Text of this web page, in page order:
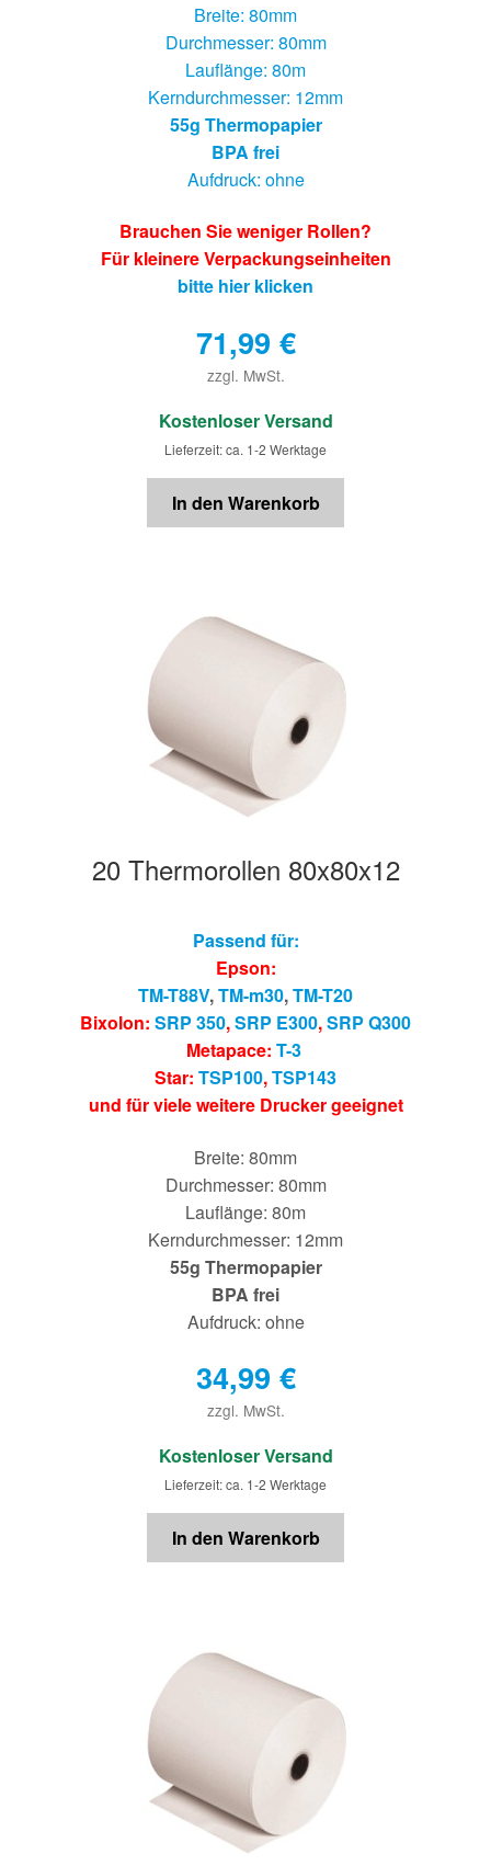
Breite: 80mm
Durchmesser: 80mm
Lauflänge: 80m
Kerndurchmesser: 12mm
55g Thermopapier
BPA frei
Aufdruck: ohne
Brauchen Sie weniger Rollen?
Für kleinere Verpackungseinheiten
bitte hier klicken
71,99 €
zzgl. MwSt.
€
Kostenloser Versand
Lieferzeit: ca. 1-2 Werktage
In den Warenkorb
20 Thermorollen 80x80x12
Passend für:
Epson:
TM-T88V,TM-m30,TM-T20
Bixolon: SRP 350,SRP E300,SRP Q300
Metapace: T-3
Star: TSP100,TSP143
und für viele weitere Drucker geeignet
Breite: 80mm
Durchmesser: 80mm
Lauflänge: 80m
Kerndurchmesser: 12mm
55g Thermopapier
BPA frei
Aufdruck: ohne
34,99 €
zzgl. MwSt.
€
Kostenloser Versand
Lieferzeit: ca. 1-2 Werktage
In den Warenkorb